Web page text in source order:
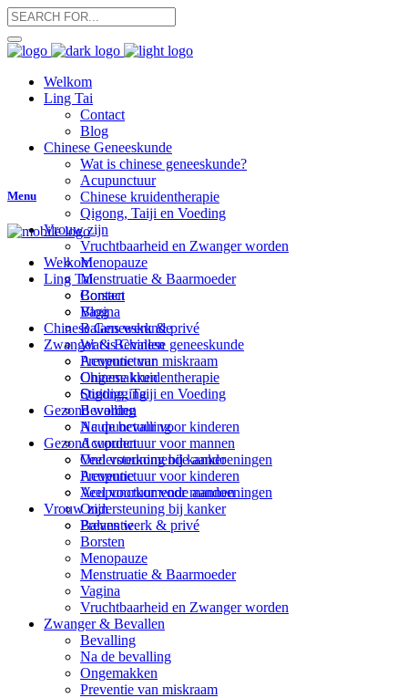
Welkom
Ling Tai
Contact
Blog
Chinese Geneeskunde
Wat is chinese geneeskunde?
Acupunctuur
Chinese kruidentherapie
Qigong, Taiji en Voeding
Vrouw zijn
Vruchtbaarheid en Zwanger worden
Menopauze
Menstruatie & Baarmoeder
Borsten
Vagina
Balans werk & privé
Zwanger & Bevallen
Preventie van miskraam
Ongemakken
Stuitligging
Bevalling
Na de bevalling
Gezond worden
Veel voorkomende aandoeningen
Acupunctuur voor kinderen
Acupunctuur voor mannen
Ondersteuning bij kanker
Preventie
Menu
Welkom
Ling Tai
Contact
Blog
Chinese Geneeskunde
Wat is Chinese geneeskunde
Acupunctuur
Chinese kruidentherapie
Qigong, Taiji en Voeding
Gezond worden
Acupunctuur voor kinderen
Acupunctuur voor mannen
Ondersteuning bij kanker
Preventie
Veel voorkomende aandoeningen
Vrouw zijn
Balans werk & privé
Borsten
Menopauze
Menstruatie & Baarmoeder
Vagina
Vruchtbaarheid en Zwanger worden
Zwanger & Bevallen
Bevalling
Na de bevalling
Ongemakken
Preventie van miskraam